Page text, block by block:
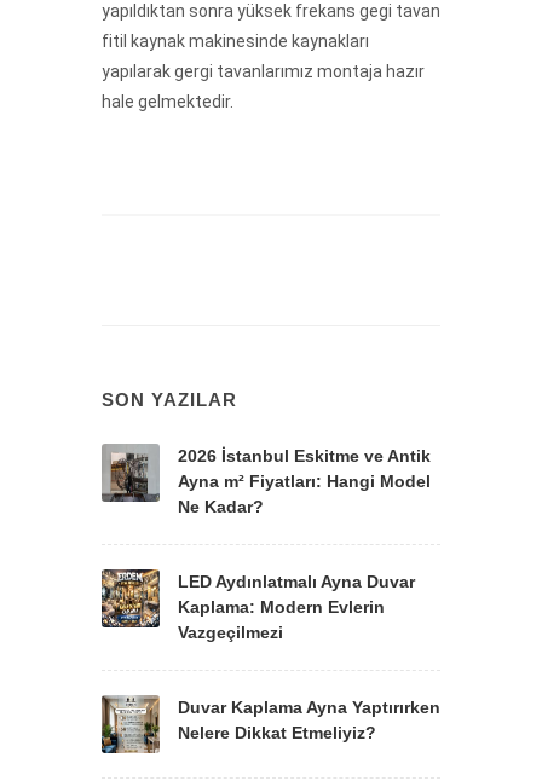
yapıldıktan sonra yüksek frekans gegi tavan
fitil kaynak makinesinde kaynakları
yapılarak gergi tavanlarımız montaja hazır
hale gelmektedir.
SON YAZILAR
2026 İstanbul Eskitme ve Antik
Ayna m² Fiyatları: Hangi Model
Ne Kadar?
LED Aydınlatmalı Ayna Duvar
Kaplama: Modern Evlerin
Vazgeçilmezi
Duvar Kaplama Ayna Yaptırırken
Nelere Dikkat Etmeliyiz?